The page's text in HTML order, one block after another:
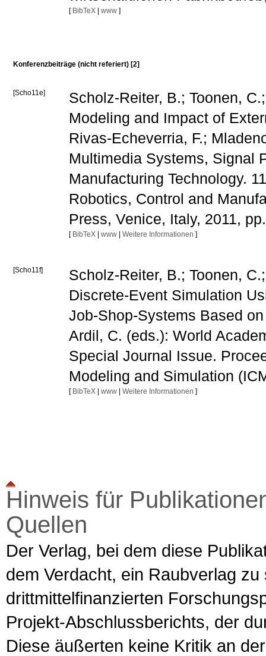
[ BibTeX| www ]
Konferenzbeiträge (nicht referiert) [2]
[Scho11e]
Scholz-Reiter, B.; Toonen,
Modeling and Impact of
Rivas-Echeverria, F.;
Multimedia Systems, Signal
Manufacturing Technology.
Robotics, Control and
Press, Venice, Italy, 2011,
[ BibTeX| www| Weitere Informationen ]
[Scho11f]
Scholz-Reiter, B.; Toonen,
Discrete-Event Simulation
Job-Shop-Systems Based
Ardil, C. (eds.): World
Special Journal Issue.
Modeling and Simulation
[ BibTeX| www| Weitere Informationen ]
Hinweis für
Quellen
Der Verlag, bei dem diese
dem Verdacht, ein Raubverlag
drittmittelfinanzierten
Projekt-Abschlussberichts, der
Diese äußerten keine Kritik an